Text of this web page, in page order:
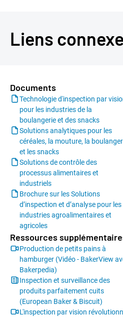
Liens
Documents
Technologie d'inspection par
pour les industries de la
boulangerie et des snacks
Solutions analytiques pour les
céréales, la mouture, la
et les snacks
Solutions de contrôle des
processus alimentaires et
industriels
Brochure sur les Solutions
d’inspection et d’analyse pour les
industries agroalimentaires et
agricoles
Ressources
Production de petits pains à
hamburger (Vidéo - BakerView
Bakerpedia)
Inspection et surveillance des
produits parfaitement cuits
(European Baker & Biscuit)
L'inspection par vision